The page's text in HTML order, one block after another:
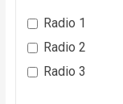
Radio 1
Radio 2
Radio 3